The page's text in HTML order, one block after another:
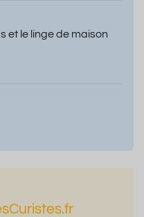
et le linge de maison